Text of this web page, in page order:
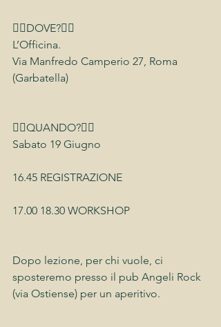
👉🏻DOVE?👈🏻
L’Officina.
Via Manfredo Camperio 27, Roma
(Garbatella)
👉🏻QUANDO?👈🏻
Sabato 19 Giugno
16.45 REGISTRAZIONE
17.00 18.30 WORKSHOP
Dopo lezione, per chi vuole, ci
sposteremo presso il pub Angeli Rock
(via Ostiense) per un aperitivo.